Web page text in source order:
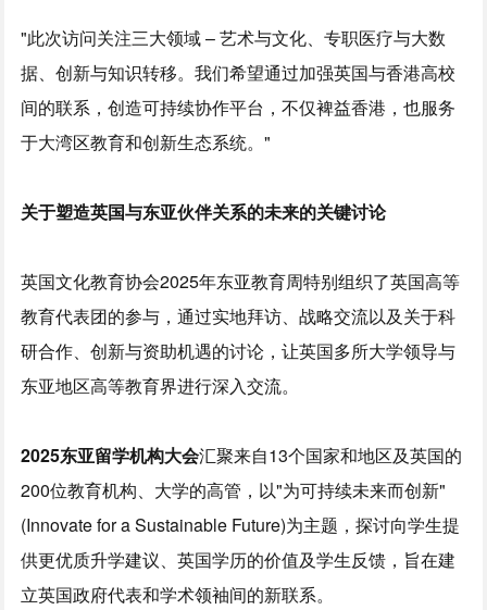
"此次访问关注三大领域 – 艺术与文化、专职医疗与大数
据、创新与知识转移。我们希望通过加强英国与香港高校
间的联系，创造可持续协作平台，不仅裨益香港，也服务
于大湾区教育和创新生态系统。"
关于塑造英国与东亚伙伴关系的未来的关键讨论
英国文化教育协会2025年东亚教育周特别组织了英国高等
教育代表团的参与，通过实地拜访、战略交流以及关于科
研合作、创新与资助机遇的讨论，让英国多所大学领导与
东亚地区高等教育界进行深入交流。
2025东亚留学机构大会汇聚来自13个国家和地区及英国的
200位教育机构、大学的高管，以"为可持续未来而创新"
(Innovate for a Sustainable Future)为主题，探讨向学生提
供更优质升学建议、英国学历的价值及学生反馈，旨在建
立英国政府代表和学术领袖间的新联系。